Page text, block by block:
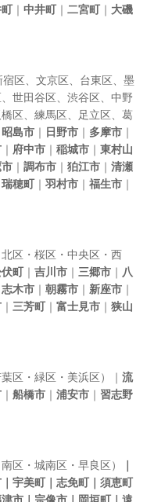
｜ 中井町｜ 二宮町｜ 大磯
宿区 文京区 台東区
墨
世田谷区 渋谷区
中野
区 練馬区 足立区
葛
昭島市 ｜ 日野市 ｜ 多摩市 ｜
｜ 府中市 ｜ 稲城市 ｜ 東村山
｜ 調布市 ｜ 狛江市 ｜ 清瀬
瑞穂町｜ 羽村市 ｜ 福生市 ｜
区・桜区・中央区・西
町｜ 吉川市 ｜ 三郷市 ｜ 八
志木市 ｜ 朝霧市 ｜ 新座市 ｜
｜ 三芳町｜ 富士見市 ｜ 狭山
区・緑区・美浜区）｜ 流
｜ 船橋市 ｜ 浦安市 ｜ 習志野
区・城南区・早良区）
宇美町｜志免町｜須恵町